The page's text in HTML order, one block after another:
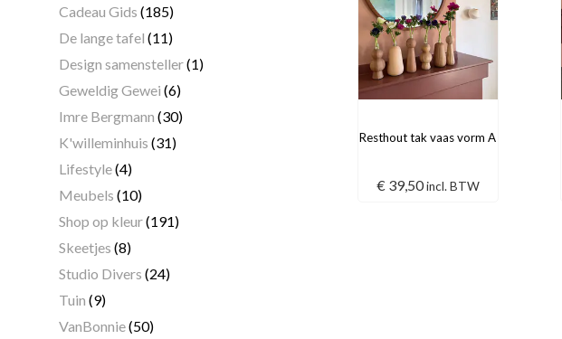
Resthout tak vaas vorm A
€ 39,50incl. BTW
Cadeau Gids (185)
De lange tafel (11)
Design samensteller(1)
Geweldig Gewei (6)
Imre Bergmann (30)
K'willeminhuis (31)
Lifestyle(4)
Meubels (10)
Shop op kleur(191)
Skeetjes (8)
Studio Divers (24)
Tuin (9)
VanBonnie(50)